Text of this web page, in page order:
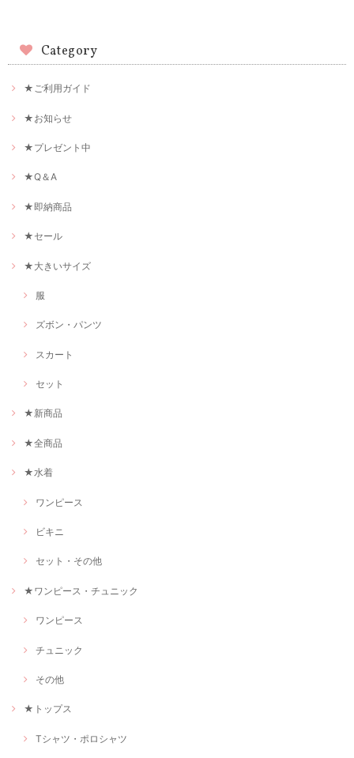
Category
★ご利用ガイド
★お知らせ
★プレゼント中
★Q＆A
★即納商品
★セール
★大きいサイズ
服
ズボン・パンツ
スカート
セット
★新商品
★全商品
★水着
ワンピース
ビキニ
セット・その他
★ワンピース・チュニック
ワンピース
チュニック
その他
★トップス
Tシャツ・ポロシャツ